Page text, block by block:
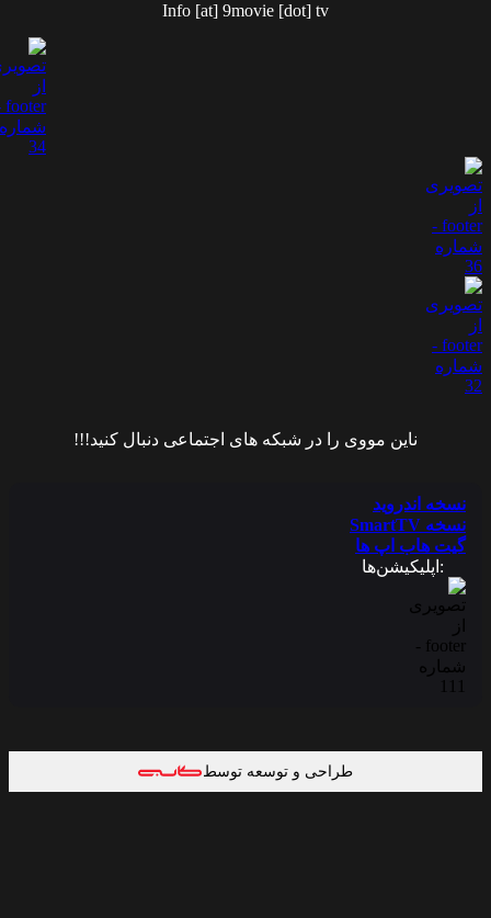
Info [at] 9movie [dot] tv
ناین مووی را در شبکه های اجتماعی دنبال کنید!!!
نسخه اندروید
نسخه SmartTV
گیت هاب اپ ها
:اپلیکیشن‌ها
طراحی و توسعه توسط